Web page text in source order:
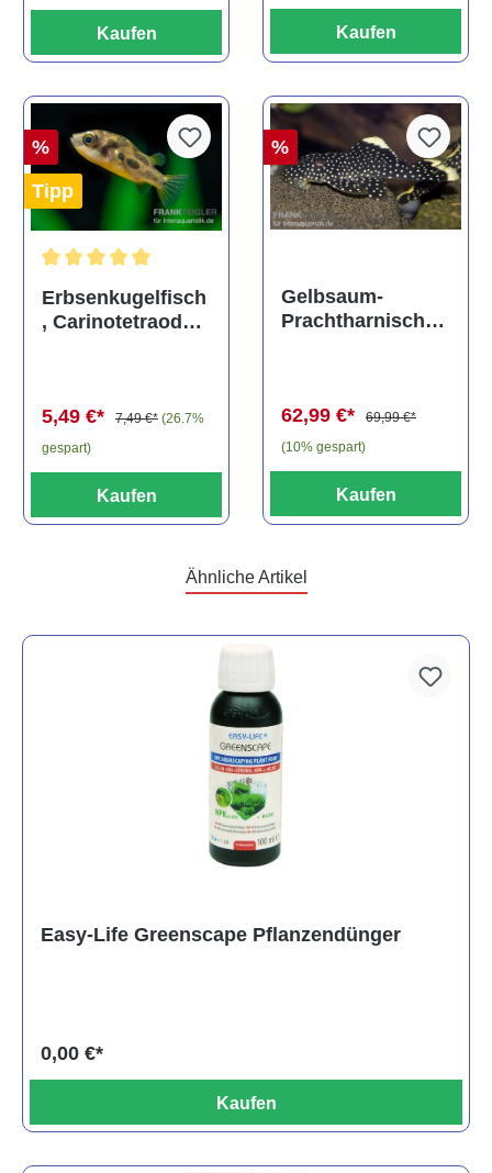
Kaufen Kaufen
%
Tipp
Durchschnittliche Bewertung von 5 von 5 Sternen
Erbsenkugelfisch
, Carinotetraodon
5,49 €* 7,49 €* (26.7%
gespart)
Kaufen
%
Gelbsaum-
Prachtharnischw
62,99 €*
69,99 €*
(10% gespart)
Kaufen
Ähnliche Artikel
Easy-Life Greenscape Pflanzendünger
0,00 €*
Kaufen